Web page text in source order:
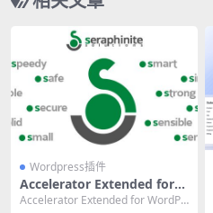
Wordpress插件
Accelerator Extended for
WordPress 2.29.16 必备网站
Accelerator Extended for WordPr